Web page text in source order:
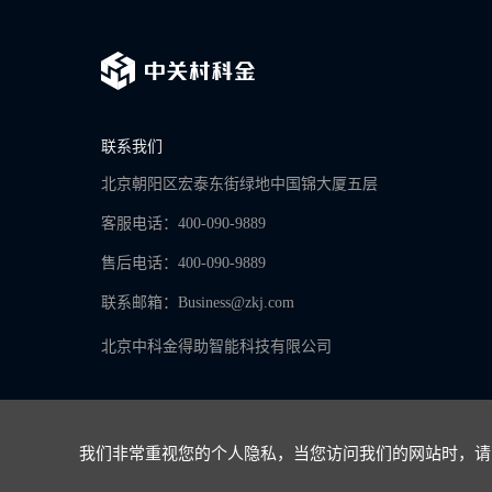
我们非常重视您的个人隐私，当您访问我们的网站时，
联系我们
北京朝阳区宏泰东街绿地中国锦大厦五层
客服电话：400-090-9889
售后电话：400-090-9889
联系邮箱： Business@zkj.com
北京中科金得助智能科技有限公司
京ICP备16065273号-9 Copyright © 2024